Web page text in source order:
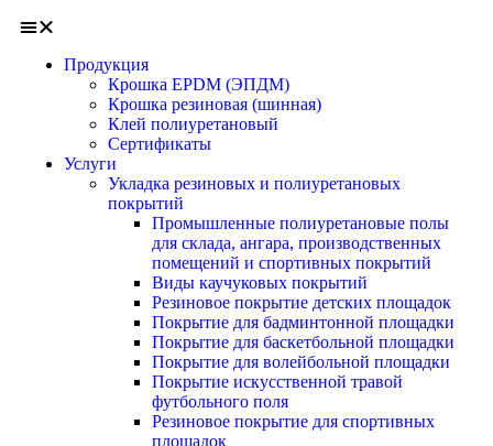
Продукция
Крошка EPDM (ЭПДМ)
Крошка резиновая (шинная)
Клей полиуретановый
Сертификаты
Услуги
Укладка резиновых и полиуретановых
покрытий
Промышленные полиуретановые полы
для склада, ангара, производственных
помещений и спортивных покрытий
Виды каучуковых покрытий
Резиновое покрытие детских площадок
Покрытие для бадминтонной площадки
Покрытие для баскетбольной площадки
Покрытие для волейбольной площадки
Покрытие искусственной травой
футбольного поля
Резиновое покрытие для спортивных
площадок